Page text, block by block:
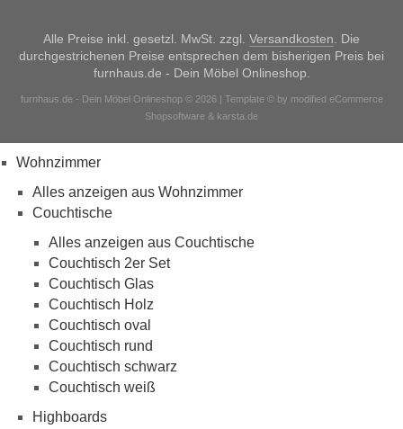
Alle Preise inkl. gesetzl. MwSt. zzgl. Versandkosten. Die
durchgestrichenen Preise entsprechen dem bisherigen Preis bei
furnhaus.de - Dein Möbel Onlineshop.
furnhaus.de - Dein Möbel Onlineshop © 2026 | Template © by modified eCommerce
Shopsoftware & karsta.de
Wohnzimmer
Alles anzeigen aus Wohnzimmer
Couchtische
Alles anzeigen aus Couchtische
Couchtisch 2er Set
Couchtisch Glas
Couchtisch Holz
Couchtisch oval
Couchtisch rund
Couchtisch schwarz
Couchtisch weiß
Highboards